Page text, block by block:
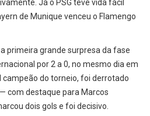
Já o PSG teve vida fácil
de Munique venceu o Flamengo
primeira grande surpresa da fase
por 2 a 0, no mesmo dia em
campeão do torneio, foi derrotado
com destaque para Marcos
dois gols e foi decisivo.